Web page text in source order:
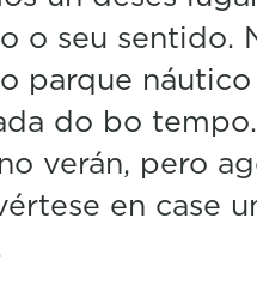
o seu sentido.
parque
do bo
verán, pero
en case